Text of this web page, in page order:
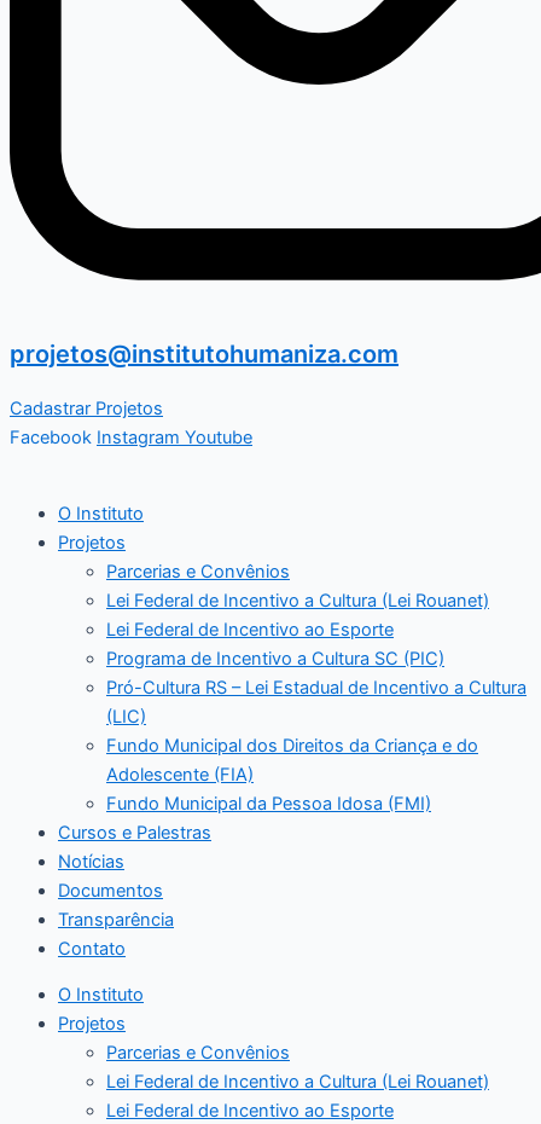
projetos@institutohumaniza.com
Cadastrar Projetos
Facebook Instagram Youtube
O Instituto
Projetos
Parcerias e Convênios
Lei Federal de Incentivo a Cultura (Lei Rouanet)
Lei Federal de Incentivo ao Esporte
Programa de Incentivo a Cultura SC (PIC)
Pró-Cultura RS – Lei Estadual de Incentivo a Cultura
(LIC)
Fundo Municipal dos Direitos da Criança e do
Adolescente (FIA)
Fundo Municipal da Pessoa Idosa (FMI)
Cursos e Palestras
Notícias
Documentos
Transparência
Contato
O Instituto
Projetos
Parcerias e Convênios
Lei Federal de Incentivo a Cultura (Lei Rouanet)
Lei Federal de Incentivo ao Esporte